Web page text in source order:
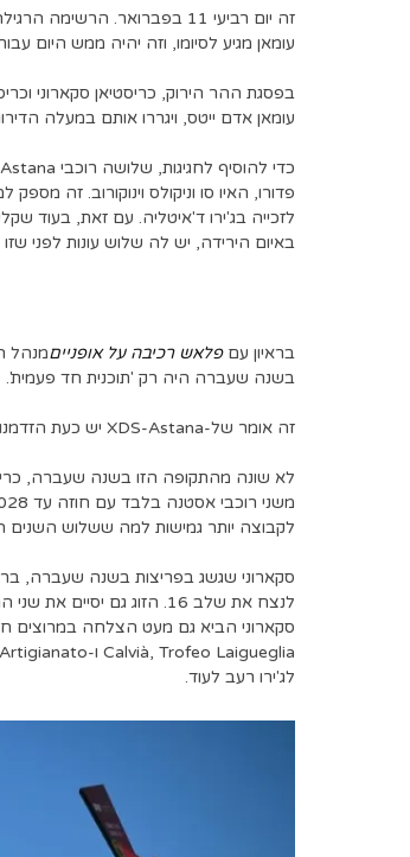
זה יום רביעי 11 בפברואר.
עומאן מגיע לסיומו, וזה יהיה ממש היום עבור XDS-Astana.
עומאן אדם ייטס, ויגררו אותם במעלה
באיום הירידה, יש לה שלוש עונות לפני
בראיון עםפלאש רכיבה על אופנייםמנהל
בשנה שעברה היה רק ​​'תוכנית חד פעמית'.
זה אומר של-XDS-Astana יש כעת הזדמנות לגלות מחדש את זהותם. וזה כבר מוכיח שגשוג.
לא שונה מהתקופה הזו בשנה שעברה,
לקבוצה יותר גמישות למה ששלוש השנים
לנצח את שלב 16. הזוג גם
לג'ירו רעב לעוד.